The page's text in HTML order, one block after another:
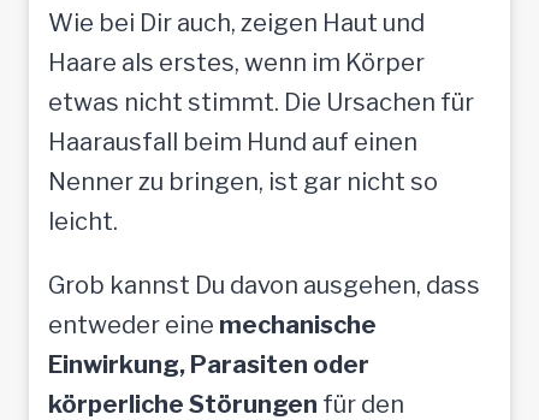
Wie bei Dir auch, zeigen Haut und
Haare als erstes, wenn im Körper
etwas nicht stimmt. Die Ursachen für
Haarausfall beim Hund auf einen
Nenner zu bringen, ist gar nicht so
leicht.
Grob kannst Du davon ausgehen, dass
entweder eine mechanische
Einwirkung, Parasiten oder
körperliche Störungen für den